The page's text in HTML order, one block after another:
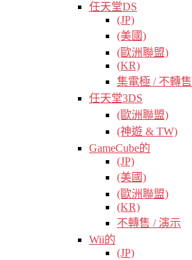
任天堂DS
(JP)
(美國)
(歐洲聯盟)
(KR)
集電極 / 不轉售
任天堂3DS
(歐洲聯盟)
(神遊 & TW)
GameCube的
(JP)
(美國)
(歐洲聯盟)
(KR)
不轉售 / 演示
Wii的
(JP)